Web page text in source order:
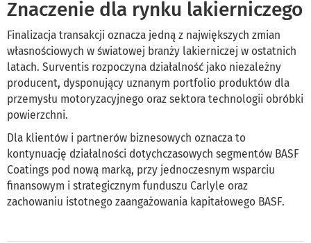
Znaczenie dla rynku lakierniczego
Finalizacja transakcji oznacza jedną z największych zmian
własnościowych w światowej branży lakierniczej w ostatnich
latach. Surventis rozpoczyna działalność jako niezależny
producent, dysponujący uznanym portfolio produktów dla
przemysłu motoryzacyjnego oraz sektora technologii obróbki
powierzchni.
Dla klientów i partnerów biznesowych oznacza to
kontynuację działalności dotychczasowych segmentów BASF
Coatings pod nową marką, przy jednoczesnym wsparciu
finansowym i strategicznym funduszu Carlyle oraz
zachowaniu istotnego zaangażowania kapitałowego BASF.